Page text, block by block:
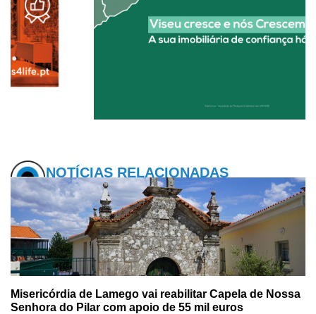
NOTÍCIAS RELACIONADAS
Misericórdia de Lamego vai reabilitar Capela de Nossa
Senhora do Pilar com apoio de 55 mil euros